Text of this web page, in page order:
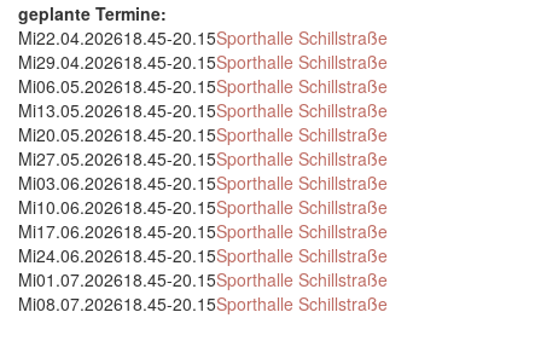
geplante Termine:
Mi22.04.202618.45-20.15Sporthalle Schillstraße
Mi29.04.202618.45-20.15Sporthalle Schillstraße
Mi06.05.202618.45-20.15Sporthalle Schillstraße
Mi13.05.202618.45-20.15Sporthalle Schillstraße
Mi20.05.202618.45-20.15Sporthalle Schillstraße
Mi27.05.202618.45-20.15Sporthalle Schillstraße
Mi03.06.202618.45-20.15Sporthalle Schillstraße
Mi10.06.202618.45-20.15Sporthalle Schillstraße
Mi17.06.202618.45-20.15Sporthalle Schillstraße
Mi24.06.202618.45-20.15Sporthalle Schillstraße
Mi01.07.202618.45-20.15Sporthalle Schillstraße
Mi08.07.202618.45-20.15Sporthalle Schillstraße